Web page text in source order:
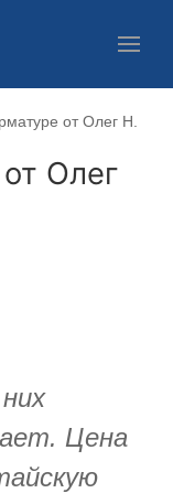
от Олег Н.
Олег
Цена